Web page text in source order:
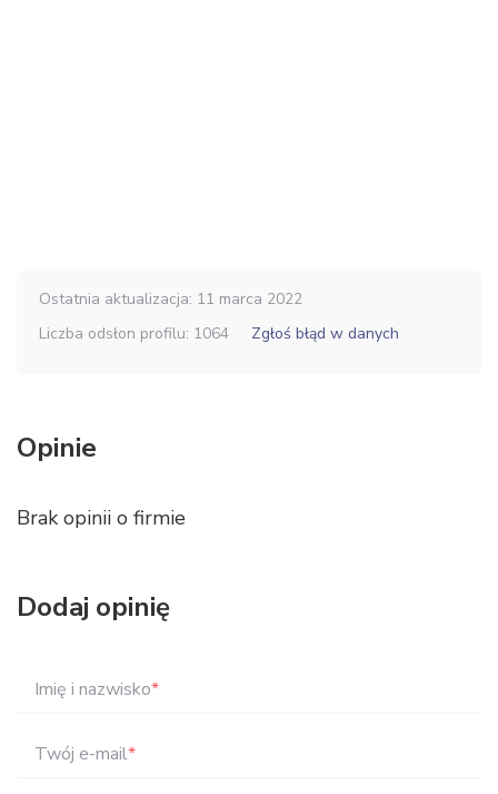
Ostatnia aktualizacja: 11 marca 2022
Liczba odsłon profilu: 1064
Zgłoś błąd w danych
Opinie
Brak opinii o firmie
Dodaj opinię
Imię i nazwisko*
Twój e-mail*